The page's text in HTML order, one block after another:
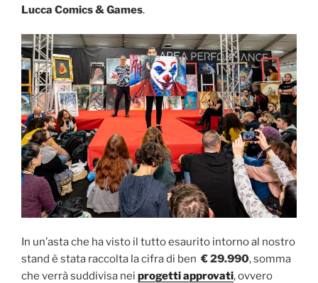
Lucca Comics & Games.
In un’asta che ha visto il tutto esaurito intorno al nostro
stand è stata raccolta la cifra di ben € 29.990, somma
che verrà suddivisa nei progetti approvati, ovvero